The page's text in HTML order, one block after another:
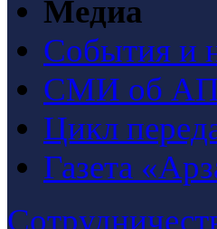
Медиа
События и
СМИ об
Цикл
Газета